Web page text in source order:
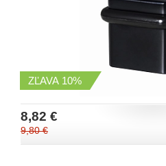
ZĽAVA 10%
8,82 €
9,80 €